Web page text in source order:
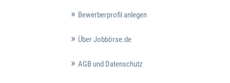
Bewerberprofil anlegen
Über Jobbörse.de
AGB und Datenschutz